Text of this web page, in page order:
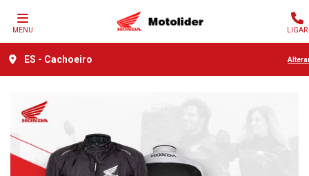
MENU LIGAR
ES - Cachoeiro